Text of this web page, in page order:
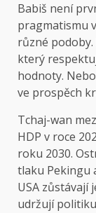
Babiš není
pragmatismu
různé
který
hodnoty.
ve prospěch
Tchaj-wan
HDP v roce
roku 2030.
tlaku Pekingu
USA zůstávají
udržují